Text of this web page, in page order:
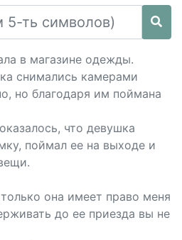
в магазине одежды.
снимались камерами
но благодаря им поймана
что девушка
поймал ее на выходе и
она имеет право меня
до ее приезда вы не